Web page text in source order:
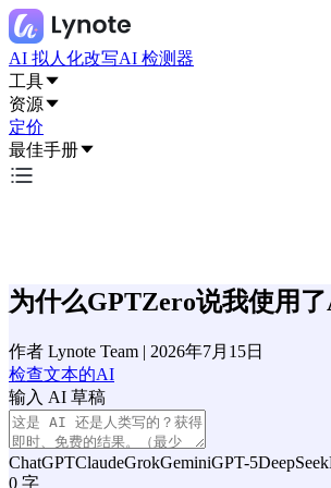
AI 拟人化改写AI 检测器
工具
资源
定价
最佳手册
为什么GPTZero说我使用
作者 Lynote Team | 2026年7月15日
检查文本的AI
输入 AI 草稿
ChatGPTClaudeGrokGeminiGPT-5DeepSeek
0 字